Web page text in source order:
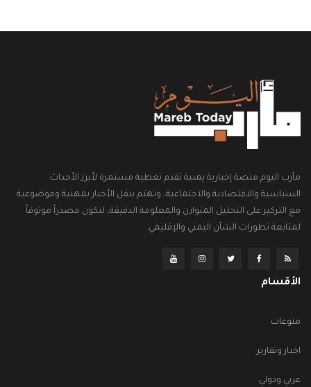
مأرب اليوم منصة إخبارية يمنية تقدم تغطية مستمرة لأبرز الأحداث
السياسية والاقتصادية والاجتماعية، وتهتم بنقل الأخبار بمهنية وموضوعية
مع التركيز على التحليل المتوازن والمعلومة الدقيقة، لتكون مصدراً موثوقاً
لمتابعة تطورات الشأن اليمني والإقليمي.
الأقسام
منوعات
اخبار وتقارير
عربي ودولي